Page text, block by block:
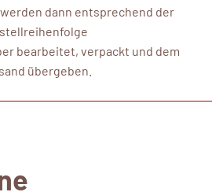
dann entsprechend der
bearbeitet, verpackt und dem
übergeben.